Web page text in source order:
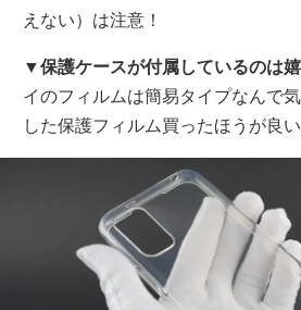
えない）は注意！
▼保護ケースが付属しているのは嬉
イのフィルムは簡易タイプなんで
した保護フィルム買ったほうが良